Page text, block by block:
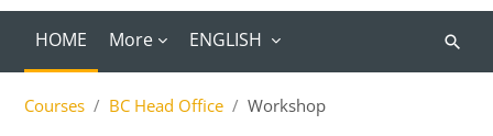
HOME More ENGLISH
Search
Courses
BC Head Office Workshop